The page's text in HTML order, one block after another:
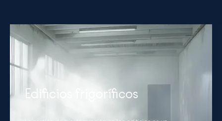
Edificios frigoríficos